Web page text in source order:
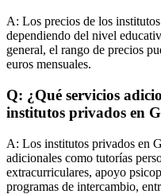
A: Los precios de los
dependiendo del nivel
general, el rango de precios
euros mensuales.
Q: ¿Qué servicios
institutos privados en
A: Los institutos privados en
adicionales como tutorías
extracurriculares, apoyo
programas de intercambio,